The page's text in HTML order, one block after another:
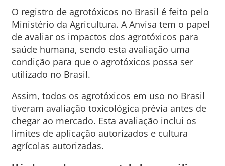
O registro de agrotóxicos no Brasil é feito pelo
Ministério da Agricultura. A Anvisa tem o papel
de avaliar os impactos dos agrotóxicos para
saúde humana, sendo esta avaliação uma
condição para que o agrotóxicos possa ser
utilizado no Brasil.
Assim, todos os agrotóxicos em uso no Brasil
tiveram avaliação toxicológica prévia antes de
chegar ao mercado. Esta avaliação inclui os
limites de aplicação autorizados e cultura
agrícolas autorizadas.